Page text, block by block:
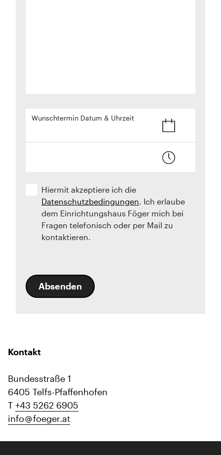
Wunschtermin Datum & Uhrzeit
Hiermit akzeptiere ich die
Datenschutzbedingungen. Ich erlaube
dem Einrichtungshaus Föger mich bei
Fragen telefonisch oder per Mail zu
kontaktieren.
Absenden
Kontakt
Bundesstraße 1
6405 Telfs-Pfaffenhofen
T +43 5262 6905
info
foeger.at